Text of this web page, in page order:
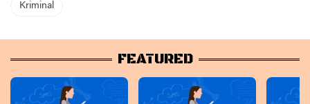
Kriminal
FEATURED